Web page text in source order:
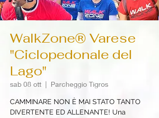
WalkZone® Varese
"Ciclopedonale del
Lago"
sab 08 ott
  |
Parcheggio Tigros
CAMMINARE NON È MAI STATO TANTO
DIVERTENTE ED ALLENANTE! Una